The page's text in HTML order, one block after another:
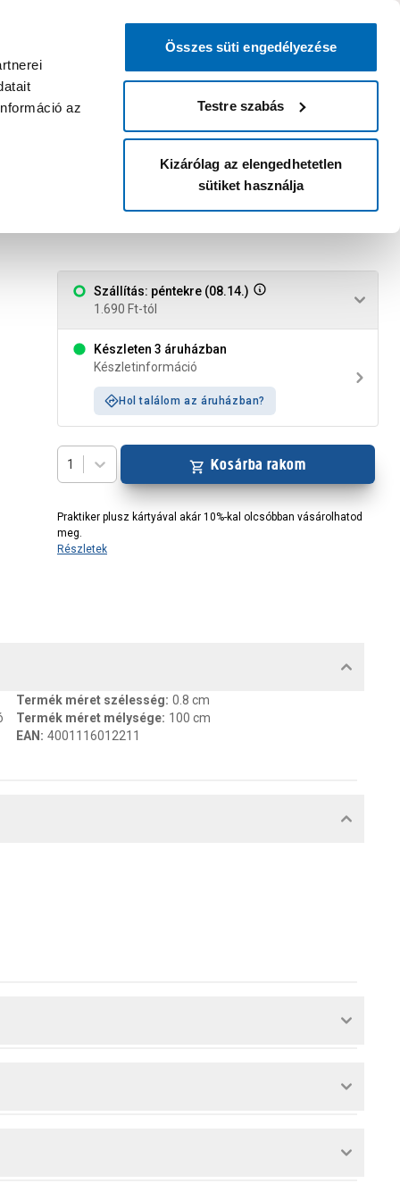
az
Összes süti engedélyezése
Testre szabás
Kizárólag az elengedhetetlen
sütiket használja
bejelentkezni?
Belépés Listáim
Áruházak és szolgáltatások
Szállítás: péntekre (08.14.)
1.690 Ft-tól
Készleten 3 áruházban
Készletinformáció
Hol találom az áruházban?
1 Kosárba rakom
Praktiker plusz kártyával akár 10%-kal olcsóbban vásárolhatod
meg.
Részletek
Termék méret szélesség: 0.8 cm
Termék méret mélysége: 100 cm
EAN : 4001116012211